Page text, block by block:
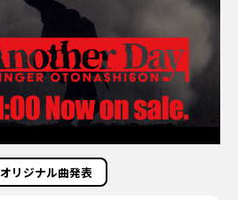
オリジナル曲発表